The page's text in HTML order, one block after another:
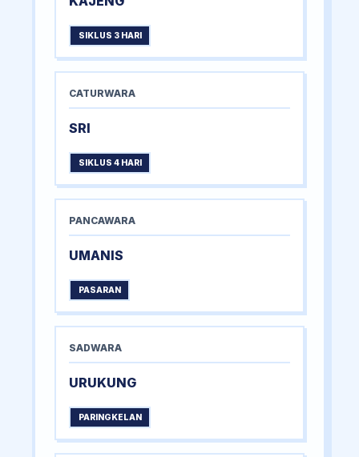
SIKLUS 3 HARI
CATURWARA
SRI
SIKLUS 4 HARI
PANCAWARA
UMANIS
PASARAN
SADWARA
URUKUNG
PARINGKELAN